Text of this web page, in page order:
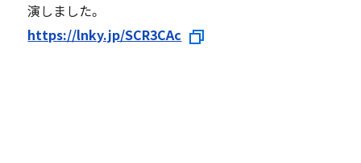
演しました。
https://lnky.jp/SCR3CAc